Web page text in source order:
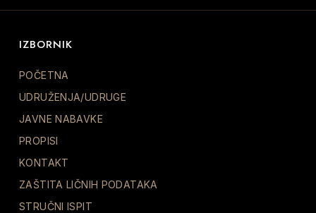
IZBORNIK
POČETNA
UDRUŽENJA/UDRUGE
JAVNE NABAVKE
PROPISI
KONTAKT
ZAŠTITA LIČNIH PODATAKA
STRUČNI ISPIT